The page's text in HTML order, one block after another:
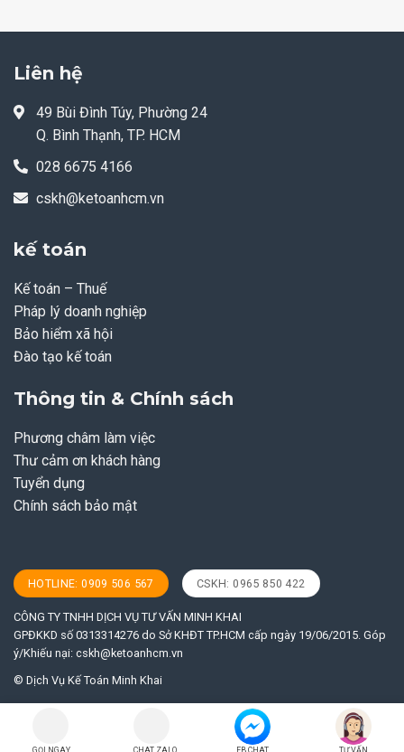
Liên hệ
49 Bùi Đình Túy, Phường 24
Q. Bình Thạnh, TP. HCM
028 6675 4166
cskh@ketoanhcm.vn
kế toán
Kế toán – Thuế
Pháp lý doanh nghiệp
Bảo hiểm xã hội
Đào tạo kế toán
Thông tin & Chính sách
Phương châm làm việc
Thư cảm ơn khách hàng
Tuyển dụng
Chính sách bảo mật
HOTLINE: 0909 506 567 CSKH: 0965 850 422
CÔNG TY TNHH DỊCH VỤ TƯ VẤN MINH KHAI
GPĐKKD số 0313314276 do Sở KHĐT TP.HCM cấp ngày 19/06/2015. Góp
ý/Khiếu nại: cskh@ketoanhcm.vn
© Dịch Vụ Kế Toán Minh Khai
GỌI NGAY CHAT ZALO FB CHAT TƯ VẤN